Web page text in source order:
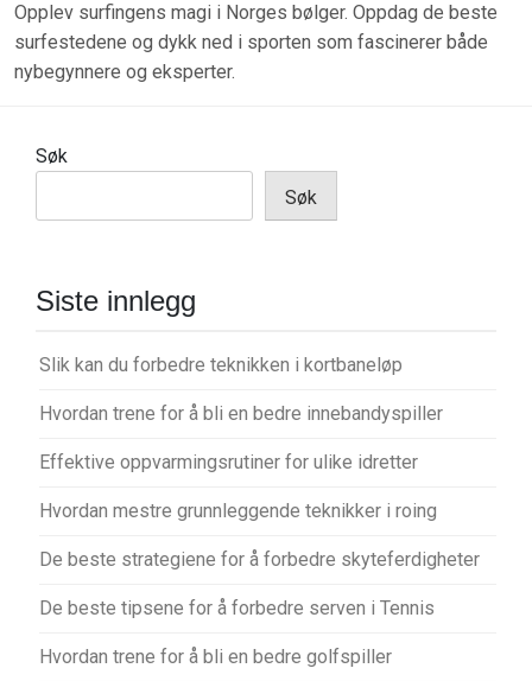
Opplev surfingens magi i Norges bølger. Oppdag de beste
surfestedene og dykk ned i sporten som fascinerer både
nybegynnere og eksperter.
Søk
Søk
Siste innlegg
Slik kan du forbedre teknikken i kortbaneløp
Hvordan trene for å bli en bedre innebandyspiller
Effektive oppvarmingsrutiner for ulike idretter
Hvordan mestre grunnleggende teknikker i roing
De beste strategiene for å forbedre skyteferdigheter
De beste tipsene for å forbedre serven i Tennis
Hvordan trene for å bli en bedre golfspiller